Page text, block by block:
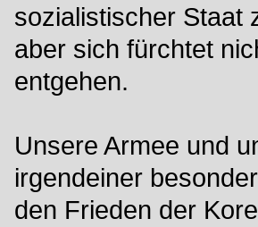
sozialistischer Staat
aber sich fürchtet
entgehen.
Unsere Armee und
irgendeiner
den Frieden der